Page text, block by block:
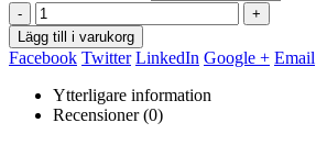
-
+
Lägg till i varukorg
Facebook Twitter LinkedIn Google + Email
Ytterligare information
Recensioner (0)